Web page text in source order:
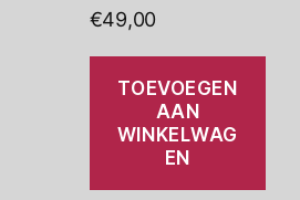
€49,00
TOEVOEGEN
AAN
WINKELWAG
EN